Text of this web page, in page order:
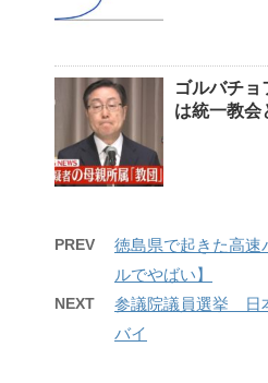
ゴルバチョ
は統一教会
PREV
徳島県で起きた高速
ルでやばい】
NEXT
参議院議員選挙 日
バイ